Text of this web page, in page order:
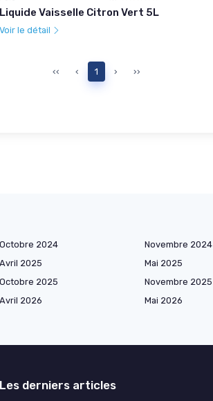
Liquide Vaisselle Citron Vert 5L
Voir le détail
‹‹ ‹ 1 › ››
Octobre 2024 Novembre 2024
Avril 2025 Mai 2025
Octobre 2025 Novembre 2025
Avril 2026 Mai 2026
Les derniers articles